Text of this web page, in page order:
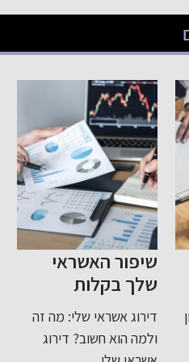
כששקט הבית
נסדק: זווית פלילית
רגישה ומדויקת
לעבירות בתוך
המשפחה
בכל יישוב בארץ נשמעות
לעיתים לחישות על תיקים